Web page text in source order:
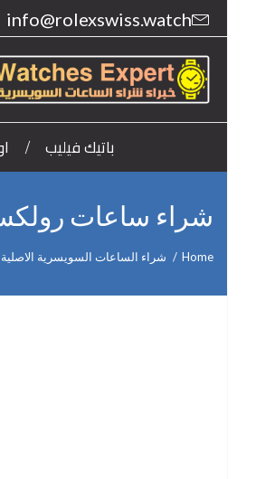
info@rolexswiss.watch
باتيك فيليب
شراء ساعات
Home شراء الساعات السويسرية الاصلية